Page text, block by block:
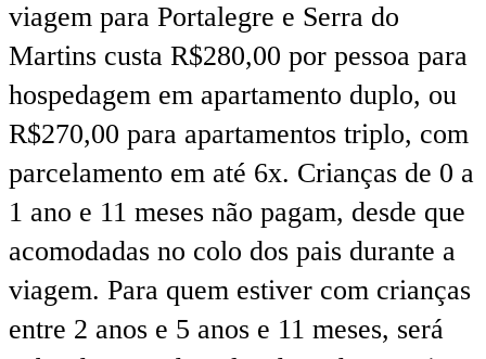
viagem para Portalegre e Serra do
Martins custa R$280,00 por pessoa para
hospedagem em apartamento duplo, ou
R$270,00 para apartamentos triplo, com
parcelamento em até 6x. Crianças de 0 a
1 ano e 11 meses não pagam, desde que
acomodadas no colo dos pais durante a
viagem. Para quem estiver com crianças
entre 2 anos e 5 anos e 11 meses, será